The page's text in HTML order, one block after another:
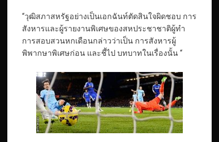
“วุฒิสภาสหรัฐอย่างเป็นเอกฉันท์ตัดสินใจผิดชอบ การ
สังหารและผู้รายงานพิเศษของสหประชาชาติผู้ทำ
การสอบสวนหกเดือนกล่าวว่าเป็น การสังหารผู้
พิพากษาพิเศษก่อน และชี้ไป บทบาทในเรื่องนั้น “